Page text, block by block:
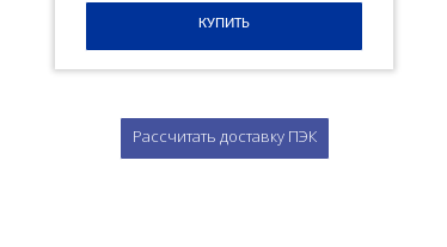
КУПИТЬ
Рассчитать доставку ПЭК